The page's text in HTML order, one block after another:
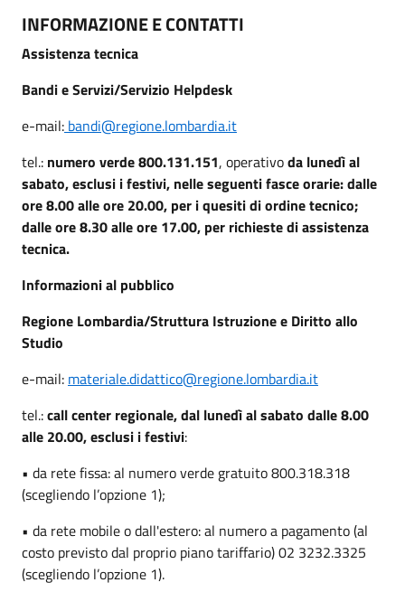
INFORMAZIONE E CONTATTI
Assistenza tecnica
Bandi e Servizi/Servizio Helpdesk
e-mail: bandi@regione.lombardia.it
tel.: numero verde 800.131.151, operativoda lunedì al
sabato, esclusi i festivi, nelle seguenti fasce orarie: dalle
ore 8.00 alle ore 20.00, per i quesiti di ordine tecnico;
dalle ore 8.30 alle ore 17.00, per richieste di assistenza
tecnica.
Informazioni al pubblico
Regione Lombardia/Struttura Istruzione e Diritto allo
Studio
e-mail: materiale.didattico@regione.lombardia.it
tel.:call center regionale, dal lunedì al sabato dalle 8.00
alle 20.00, esclusi i festivi:
• da rete fissa: al numero verde gratuito 800.318.318
(scegliendo l’opzione 1);
• da rete mobile o dall'estero: al numero a pagamento (al
costo previsto dal proprio piano tariffario) 02 3232.3325
(scegliendo l’opzione 1).